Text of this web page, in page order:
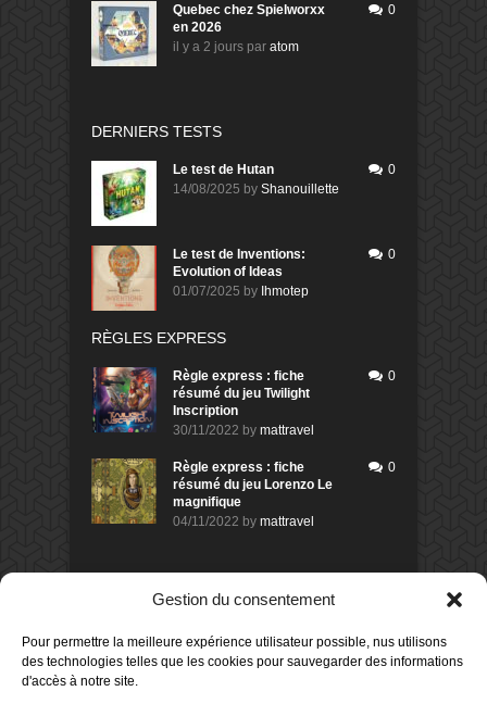
Gestion du consentement
Pour permettre la meilleure expérience utilisateur possible, nus utilisons
des technologies telles que les cookies pour sauvegarder des informations
d'accès à notre site.
Quebec chez Spielworxx
en 2026
il y a 2 jours par atom
0
DERNIERS TESTS
Le test de Hutan
14/08/2025 by Shanouillette
0
Le test de Inventions:
Evolution of Ideas
01/07/2025 by Ihmotep
0
RÈGLES EXPRESS
Règle express : fiche
résumé du jeu Twilight
Inscription
30/11/2022 by mattravel
0
Règle express : fiche
résumé du jeu Lorenzo Le
magnifique
04/11/2022 by mattravel
0
DERNIERS AVIS DES MEMBRES
Avis de
Sur le jeu Collect!
il y a 1 jour